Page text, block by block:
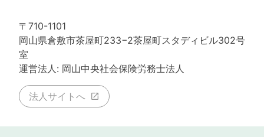
〒710-1101
岡山県倉敷市茶屋町233−2茶屋町スタディビル302号
室
運営法人: 岡山中央社会保険労務士法人
法人サイトへ